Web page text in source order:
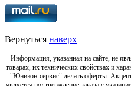
Вернуться наверх
Информация, указанная на сайте, не
товарах, их технических свойствах и
"Юникон-сервис" делать оферты.